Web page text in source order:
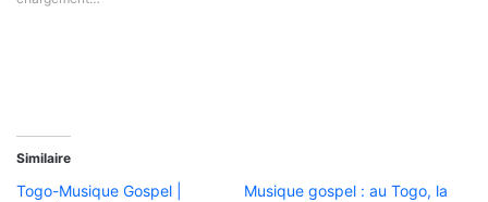
Similaire
Togo-Musique Gospel |
Musique gospel : au Togo, la